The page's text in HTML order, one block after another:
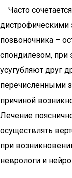
Часто
дистрофическими
позвоночника –
спондилезом, при
усугубляют друг
перечисленными
причиной
Лечение
осуществлять
при
неврологи и